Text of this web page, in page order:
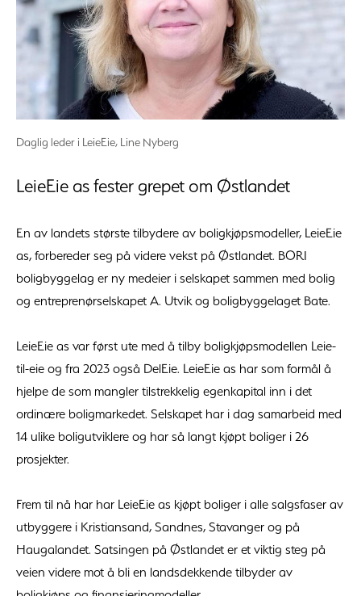
Daglig leder i LeieEie, Line Nyberg
LeieEie as fester grepet om Østlandet
En av landets største tilbydere av boligkjøpsmodeller, LeieEie
as, forbereder seg på videre vekst på Østlandet. BORI
boligbyggelag er ny medeier i selskapet sammen med bolig
og entreprenørselskapet A. Utvik og boligbyggelaget Bate.
LeieEie as var først ute med å tilby boligkjøpsmodellen Leie-
til-eie og fra 2023 også DelEie. LeieEie as har som formål å
hjelpe de som mangler tilstrekkelig egenkapital inn i det
ordinære boligmarkedet. Selskapet har i dag samarbeid med
14 ulike boligutviklere og har så langt kjøpt boliger i 26
prosjekter.
Frem til nå har har LeieEie as kjøpt boliger i alle salgsfaser av
utbyggere i Kristiansand, Sandnes, Stavanger og på
Haugalandet. Satsingen på Østlandet er et viktig steg på
veien videre mot å bli en landsdekkende tilbyder av